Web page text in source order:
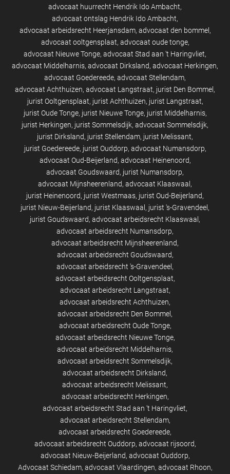
advocaat huurrecht Hendrik Ido Ambacht
advocaat ontslag Hendrik Ido Ambacht
advocaat arbeidsrecht Heerjansdam advocaat den bommel
advocaat ooltgensplaat advocaat oude tonge
advocaat Nieuwe Tonge advocaat Stad aan 't Haringvliet
advocaat Middelharnis advocaat Dirksland advocaat Herkingen
advocaat Goedereede advocaat Stellendam
advocaat Achthuizen advocaat Langstraat jurist Den Bommel
jurist Ooltgensplaat jurist Achthuizen jurist Langstraat
jurist Oude Tonge jurist Nieuwe Tonge jurist Middelharnis
jurist Herkingen jurist Sommelsdijk advocaat Sommelsdijk
jurist Dirksland jurist Stellendam jurist Melissant
jurist Goedereede jurist Ouddorp advocaat Numansdorp
advocaat Oud-Beijerland advocaat Heinenoord
advocaat Goudswaard jurist Numansdorp
advocaat Mijnsheerenland advocaat Klaaswaal
jurist Heinenoord jurist Westmaas jurist Oud-Beijerland
jurist Nieuw-Beijerland jurist Klaaswaal
jurist 's-Gravendeel
jurist Goudswaard advocaat arbeidsrecht Klaaswaal
advocaat arbeidsrecht Numansdorp
advocaat arbeidsrecht Mijnsheerenland
advocaat arbeidsrecht Goudswaard
advocaat arbeidsrecht 's-Gravendeel
advocaat arbeidsrecht Ooltgensplaat
advocaat arbeidsrecht Langstraat
advocaat arbeidsrecht Achthuizen
advocaat arbeidsrecht Den Bommel
advocaat arbeidsrecht Oude Tonge
advocaat arbeidsrecht Nieuwe Tonge
advocaat arbeidsrecht Middelharnis
advocaat arbeidsrecht Sommelsdijk
advocaat arbeidsrecht Dirksland
advocaat arbeidsrecht Melissant
advocaat arbeidsrecht Herkingen
advocaat arbeidsrecht Stad aan 't Haringvliet
advocaat arbeidsrecht Stellendam
advocaat arbeidsrecht Goedereede
advocaat arbeidsrecht Ouddorp advocaat rijsoord
advocaat Nieuw-Beijerland advocaat Ouddorp
Advocaat Schiedam advocaat Vlaardingen advocaat Rhoon